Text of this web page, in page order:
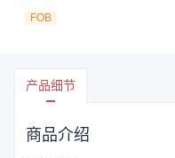
FOB
产品细节
商品介绍